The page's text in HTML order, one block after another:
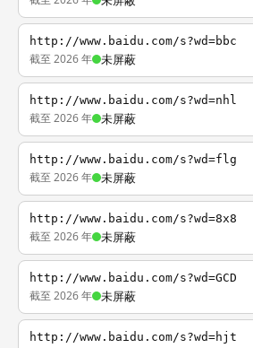
http://www.baidu.com/s?wd=bbc
截至 2026 年 未屏蔽
http://www.baidu.com/s?wd=nhl
截至 2026 年 未屏蔽
http://www.baidu.com/s?wd=flg
截至 2026 年 未屏蔽
http://www.baidu.com/s?wd=8x8
截至 2026 年 未屏蔽
http://www.baidu.com/s?wd=GCD
截至 2026 年 未屏蔽
http://www.baidu.com/s?wd=hjt